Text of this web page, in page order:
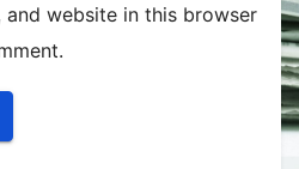
and website in this browser